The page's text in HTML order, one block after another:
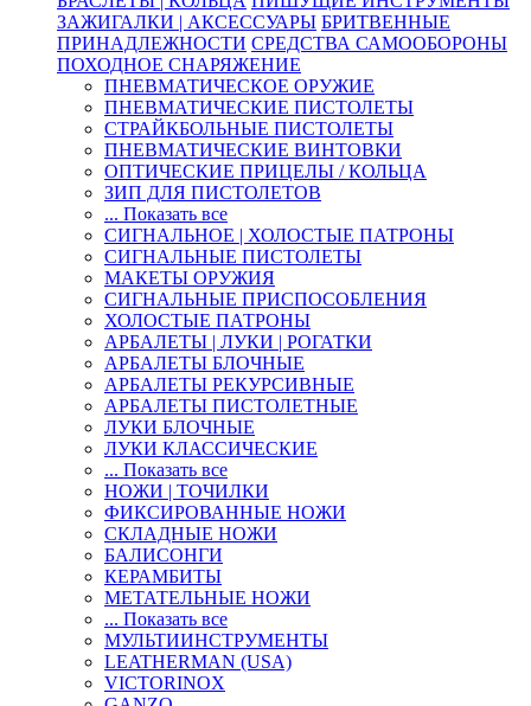
ЗАЖИГАЛКИ | АКСЕССУАРЫ БРИТВЕННЫЕ
ПРИНАДЛЕЖНОСТИ СРЕДСТВА САМООБОРОНЫ
ПОХОДНОЕ СНАРЯЖЕНИЕ
ПНЕВМАТИЧЕСКОЕ ОРУЖИЕ
ПНЕВМАТИЧЕСКИЕ ПИСТОЛЕТЫ
СТРАЙКБОЛЬНЫЕ ПИСТОЛЕТЫ
ПНЕВМАТИЧЕСКИЕ ВИНТОВКИ
ОПТИЧЕСКИЕ ПРИЦЕЛЫ / КОЛЬЦА
ЗИП ДЛЯ ПИСТОЛЕТОВ
... Показать все
СИГНАЛЬНОЕ | ХОЛОСТЫЕ ПАТРОНЫ
СИГНАЛЬНЫЕ ПИСТОЛЕТЫ
МАКЕТЫ ОРУЖИЯ
СИГНАЛЬНЫЕ ПРИСПОСОБЛЕНИЯ
ХОЛОСТЫЕ ПАТРОНЫ
АРБАЛЕТЫ | ЛУКИ | РОГАТКИ
АРБАЛЕТЫ БЛОЧНЫЕ
АРБАЛЕТЫ РЕКУРСИВНЫЕ
АРБАЛЕТЫ ПИСТОЛЕТНЫЕ
ЛУКИ БЛОЧНЫЕ
ЛУКИ КЛАССИЧЕСКИЕ
... Показать все
НОЖИ | ТОЧИЛКИ
ФИКСИРОВАННЫЕ НОЖИ
СКЛАДНЫЕ НОЖИ
БАЛИСОНГИ
КЕРАМБИТЫ
МЕТАТЕЛЬНЫЕ НОЖИ
... Показать все
МУЛЬТИИНСТРУМЕНТЫ
LEATHERMAN (USA)
VICTORINOX